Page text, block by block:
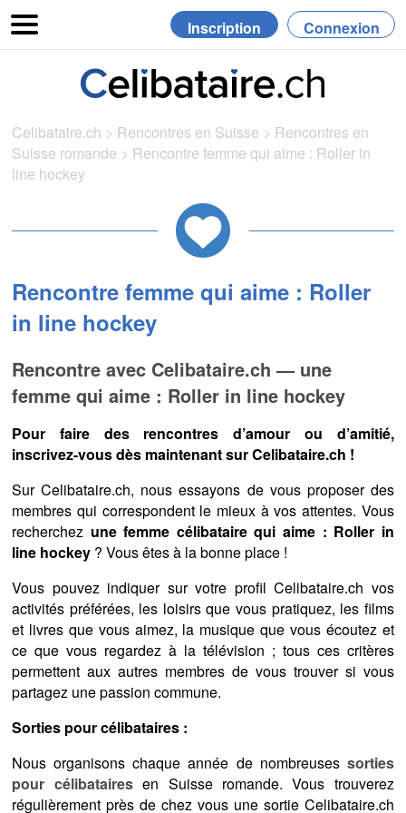
Inscription Connexion
Celibataire.ch > Rencontres en Suisse > Rencontres en
Suisse romande > Rencontre femme qui aime : Roller in
line hockey
Rencontre femme qui aime : Roller
in line hockey
Rencontre avec Celibataire.ch — une
femme qui aime : Roller in line hockey
Pour faire des rencontres d’amour ou d’amitié,
inscrivez-vous dès maintenant sur Celibataire.ch !
Sur Celibataire.ch, nous essayons de vous proposer des
membres qui correspondent le mieux à vos attentes. Vous
recherchez une femme célibataire qui aime : Roller in
line hockey ? Vous êtes à la bonne place !
Vous pouvez indiquer sur votre profil Celibataire.ch vos
activités préférées, les loisirs que vous pratiquez, les films
et livres que vous aimez, la musique que vous écoutez et
ce que vous regardez à la télévision ; tous ces critères
permettent aux autres membres de vous trouver si vous
partagez une passion commune.
Sorties pour célibataires :
Nous organisons chaque année de nombreuses sorties
pour célibatairesen Suisse romande. Vous trouverez
régulièrement près de chez vous une sortie Celibataire.ch